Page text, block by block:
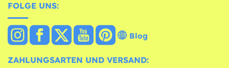
FOLGE UNS:
Blog
ZAHLUNGSARTEN UND VERSAND: